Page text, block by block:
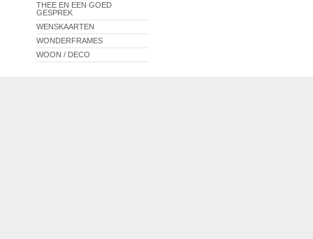
THEE EN EEN GOED
GESPREK
WENSKAARTEN
WONDERFRAMES
WOON / DECO